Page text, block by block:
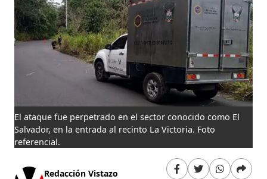
El ataque fue perpetrado en el sector conocido como El
Salvador, en la entrada al recinto La Victoria. Foto
referencial.
Redacción Vistazo